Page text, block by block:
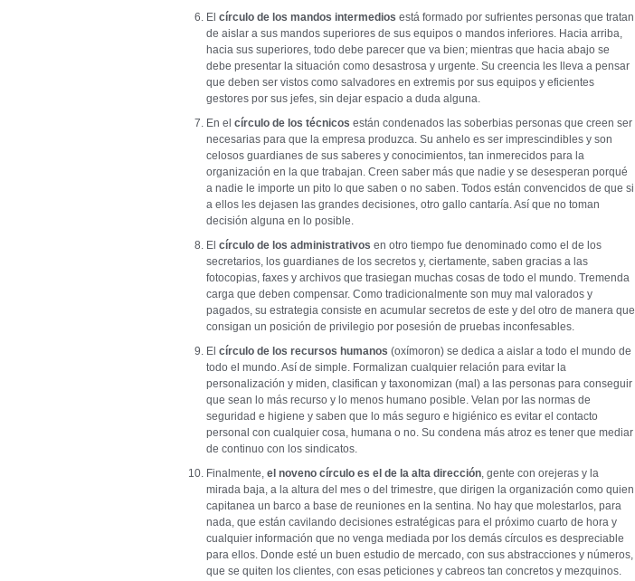
El círculo de los mandos intermedios está formado por sufrientes personas que tratan
de aislar a sus mandos superiores de sus equipos o mandos inferiores. Hacia arriba,
hacia sus superiores, todo debe parecer que va bien; mientras que hacia abajo se
debe presentar la situación como desastrosa y urgente. Su creencia les lleva a pensar
que deben ser vistos como salvadores en extremis por sus equipos y eficientes
gestores por sus jefes, sin dejar espacio a duda alguna.
En el círculo de los técnicos están condenados las soberbias personas que creen ser
necesarias para que la empresa produzca. Su anhelo es ser imprescindibles y son
celosos guardianes de sus saberes y conocimientos, tan inmerecidos para la
organización en la que trabajan. Creen saber más que nadie y se desesperan porqué
a nadie le importe un pito lo que saben o no saben. Todos están convencidos de que si
a ellos les dejasen las grandes decisiones, otro gallo cantaría. Así que no toman
decisión alguna en lo posible.
El círculo de los administrativos en otro tiempo fue denominado como el de los
secretarios, los guardianes de los secretos y, ciertamente, saben gracias a las
fotocopias, faxes y archivos que trasiegan muchas cosas de todo el mundo. Tremenda
carga que deben compensar. Como tradicionalmente son muy mal valorados y
pagados, su estrategia consiste en acumular secretos de este y del otro de manera que
consigan un posición de privilegio por posesión de pruebas inconfesables.
El círculo de los recursos humanos (oxímoron) se dedica a aislar a todo el mundo de
todo el mundo. Así de simple. Formalizan cualquier relación para evitar la
personalización y miden, clasifican y taxonomizan (mal) a las personas para conseguir
que sean lo más recurso y lo menos humano posible. Velan por las normas de
seguridad e higiene y saben que lo más seguro e higiénico es evitar el contacto
personal con cualquier cosa, humana o no. Su condena más atroz es tener que mediar
de continuo con los sindicatos.
Finalmente, el noveno círculo es el de la alta dirección, gente con orejeras y la
mirada baja, a la altura del mes o del trimestre, que dirigen la organización como quien
capitanea un barco a base de reuniones en la sentina. No hay que molestarlos, para
nada, que están cavilando decisiones estratégicas para el próximo cuarto de hora y
cualquier información que no venga mediada por los demás círculos es despreciable
para ellos. Donde esté un buen estudio de mercado, con sus abstracciones y números,
que se quiten los clientes, con esas peticiones y cabreos tan concretos y mezquinos.